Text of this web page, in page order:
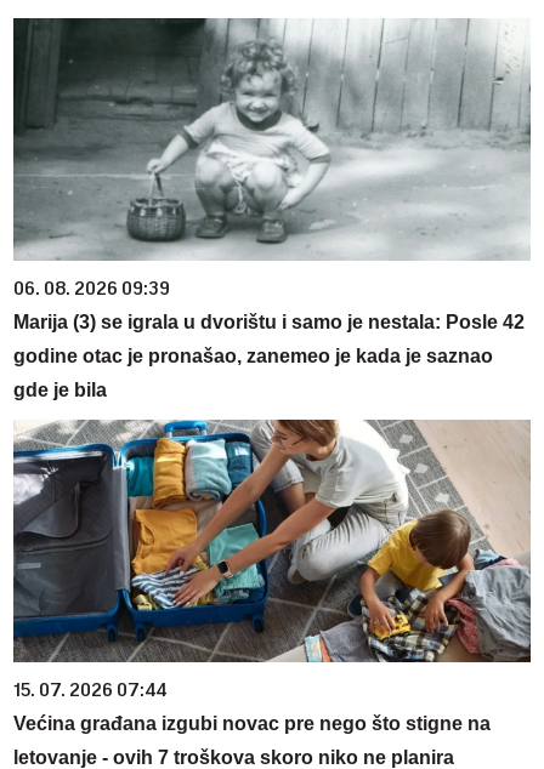
06. 08. 2026 09:39
Marija (3) se igrala u dvorištu i samo je nestala: Posle 42
godine otac je pronašao, zanemeo je kada je saznao
gde je bila
15. 07. 2026 07:44
Većina građana izgubi novac pre nego što stigne na
letovanje - ovih 7 troškova skoro niko ne planira